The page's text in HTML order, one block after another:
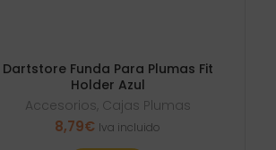
Dartstore Funda Para Plumas Fit
Holder Azul
Accesorios, Cajas Plumas
8,79€ Iva incluido